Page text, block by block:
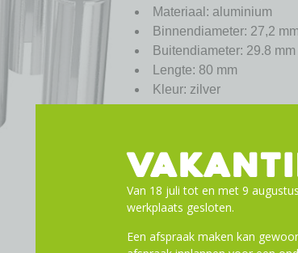
Materiaal: aluminium
Binnendiameter: 27,2 mm
Buitendiameter: 29.8 mm
Lengte: 80 mm
Kleur: zilver
Van 18 juli tot en met 9
werkplaats gesloten.
Een afspraak maken kan